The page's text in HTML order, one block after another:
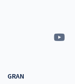
UFMA -
GRAN